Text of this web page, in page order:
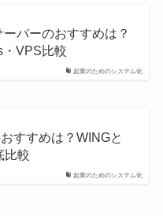
起業のためのシステム化
バーのおすすめは？
VPS比較
起業のためのシステム化
すすめは？WINGと
比較